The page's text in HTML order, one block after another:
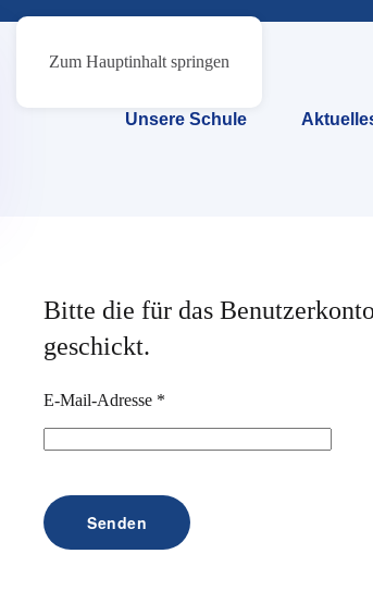
Zum Hauptinhalt springen
Unsere Schule
Bitte die für das
geschickt.
E-Mail-Adresse *
Senden